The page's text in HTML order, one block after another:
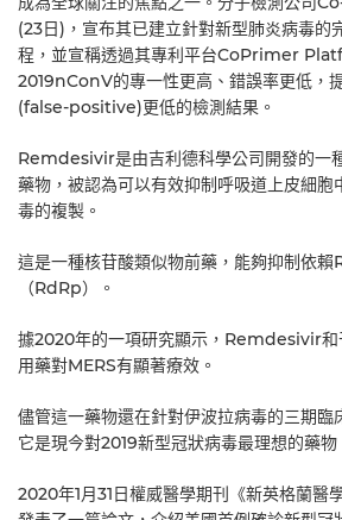
(23日)，宣布其已建立針對新型肺炎病毒的
程，並宣稱透過其專利平台CoPrimer
2019nConV的專一性更高、錯誤率更低，
(false-positive)更低的檢測結果。
Remdesivir是由吉利德科學公司開發的一
藥物，被認為可以有效抑制呼吸道上皮細胞
毒的複製。
這是一種核苷酸類似物前藥，能夠抑制依
（RdRp）。
據2020年的一項研究顯示，Remdesivir
用藥對MERS有顯著療效。
儘管這一藥物還在針對伊波拉病毒的三期臨
它是現今對2019新型冠狀病毒最理想的藥物
2020年1月31日權威醫學期刊《新英格蘭醫